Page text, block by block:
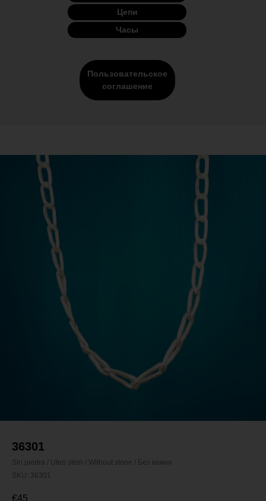
Цепи
Часы
Пользовательское
соглашение
36301
Sin piedra / Uten stein / Without stone / Без камня
SKU: 36301
€45